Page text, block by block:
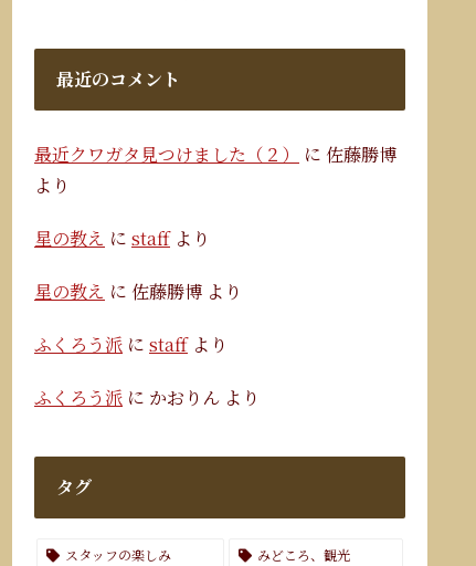
最近のコメント
最近クワガタ見つけました（２） に 佐藤勝博
より
星の教え に staffより
星の教え に 佐藤勝博 より
ふくろう派 に staffより
ふくろう派 に かおりん より
タグ
スタッフの楽しみ
みどころ、観光